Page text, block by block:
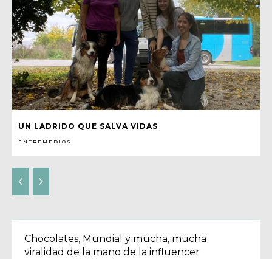
UN LADRIDO QUE SALVA VIDAS
ENTREMEDIOS
Chocolates, Mundial y mucha, mucha
viralidad de la mano de la influencer